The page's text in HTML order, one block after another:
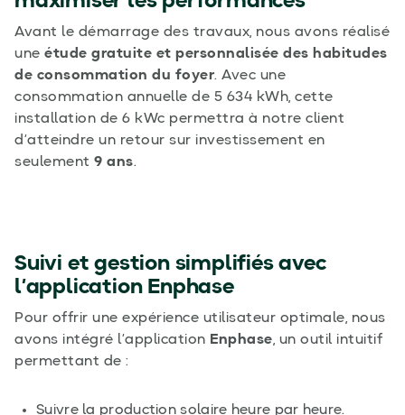
Avant le démarrage des travaux, nous avons réalisé
une étude gratuite et personnalisée des habitudes
de consommation du foyer. Avec une
consommation annuelle de 5 634 kWh, cette
installation de 6 kWc permettra à notre client
d’atteindre un retour sur investissement en
seulement 9 ans.
Suivi et gestion simplifiés avec
l’application Enphase
Pour offrir une expérience utilisateur optimale, nous
avons intégré l’application Enphase, un outil intuitif
permettant de :
Suivre la production solaire heure par heure.